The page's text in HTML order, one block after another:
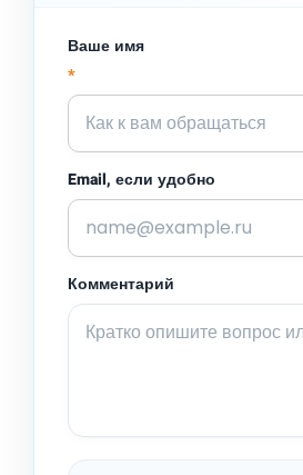
Ваше имя
*
Email, если удобно
Комментарий